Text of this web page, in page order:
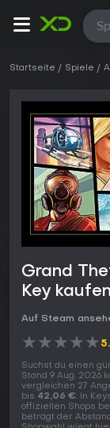
Startseite Spiele
Grand
Key kaufen
Auf Steam
★★★★★
Suchst du einen
Stand 9 Aug. 2026
vergleichen 27
bis 42,06 €. In
offiziellen Shops
beträgt der